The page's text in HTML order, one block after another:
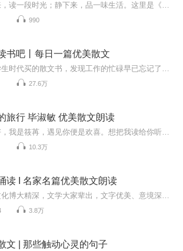
990
书吧丨每日一篇优美散文
27.6万
旅行 毕淑敏 优美散文朗读
10.3万
读 I 名家名篇优美散文朗读
3.8万
文 | 那些触动心灵的句子